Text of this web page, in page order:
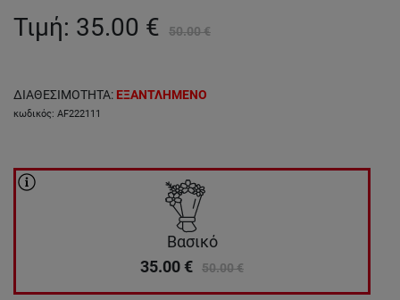
Τιμή: 35.00 € 50.00€
ΔΙΑΘΕΣΙΜΟΤΗΤΑ: ΕΞΑΝΤΛΗΜΕΝΟ
κωδικός: AF222111
Βασικό
35.00 € 50.00€